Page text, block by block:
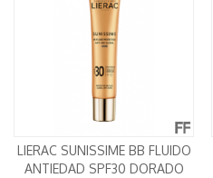
LIERAC SUNISSIME BB FLUIDO
ANTIEDAD SPF30 DORADO